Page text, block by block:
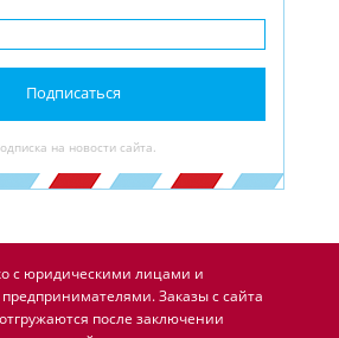
Подписаться
на новости сайта.
с юридическими лицами и
Заказы с сайта
после заключении